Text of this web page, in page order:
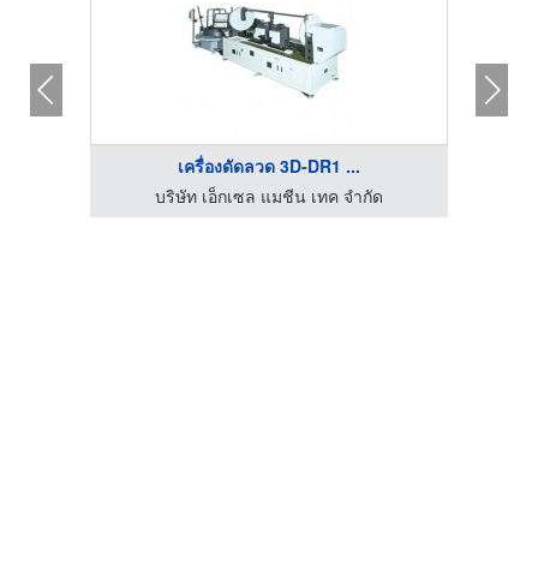
เครื่องดัดลวด 3D-DR1 ...
บริษัท เอ็กเซล แมชีน เทค จำกัด